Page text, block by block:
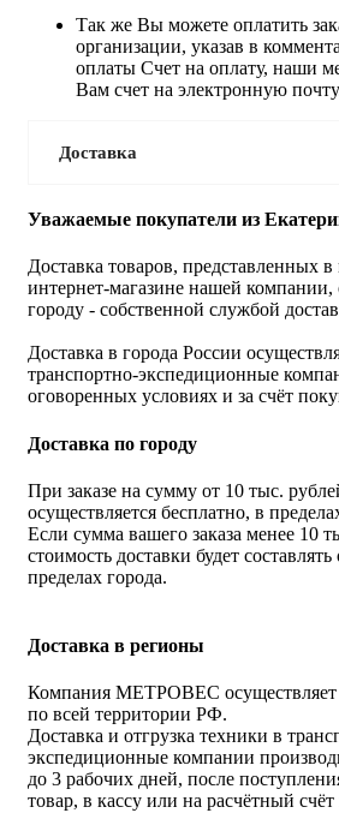
Так же Вы можете оплатить
организации, указав в
оплаты Счет на оплату, наши
Вам счет на электронную
Доставка
Уважаемые покупатели из
Доставка товаров, представленных в
интернет-магазине нашей компании,
городу - собственной службой
Доставка в города России
транспортно-экспедиционные
оговоренных условиях и за счёт
Доставка по городу
При заказе на сумму от 10 тыс.
осуществляется бесплатно, в
Если сумма вашего заказа менее 10
стоимость доставки будет
пределах города.
Доставка в регионы
Компания МЕТРОВЕС осуществляет
по всей территории РФ.
Доставка и отгрузка техники в
экспедиционные компании
до 3 рабочих дней, после
товар, в кассу или на расчётный